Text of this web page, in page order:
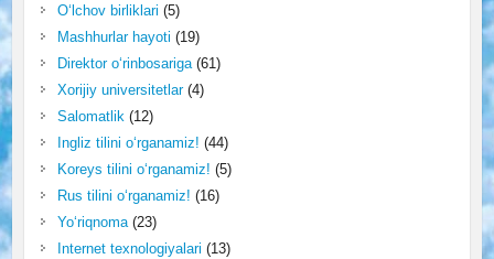
O‘lchov birliklari (5)
Mashhurlar hayoti (19)
Direktor o‘rinbosariga(61)
Xorijiy universitetlar(4)
Salomatlik (12)
Ingliz tilini o‘rganamiz! (44)
Koreys tilini o‘rganamiz! (5)
Rus tilini o‘rganamiz! (16)
Yo‘riqnoma(23)
Internet texnologiyalari (13)